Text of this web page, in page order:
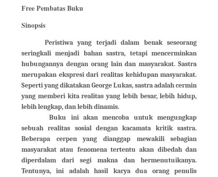
Free Pembatas Buku
Sinopsis
Peristiwa yang terjadi dalam benak seseorang
seringkali menjadi bahan sastra, tetapi mencerminkan
hubungannya dengan orang lain dan masyarakat. Sastra
merupakan ekspresi dari realitas kehidupan masyarakat.
Seperti yang dikatakan George Lukas, sastra adalah cermin
yang memberi kita realitas yang lebih besar, lebih hidup,
lebih lengkap, dan lebih dinamis.
Buku ini akan mencoba untuk mengungkap
sebuah realitas sosial dengan kacamata kritik sastra.
Beberapa cerpen yang dianggap mewakili sebagian
masyarakat atau fenomena tertentu akan dibedah dan
diperdalam dari segi makna dan hermenutuikanya.
Tentunya, ini adalah hasil karya dua orang penulis